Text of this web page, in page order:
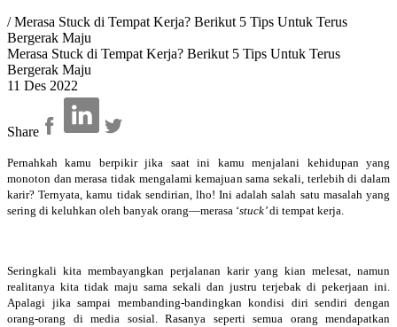
/Merasa Stuck di Tempat Kerja? Berikut 5 Tips Untuk Terus
Bergerak Maju
Merasa Stuck di Tempat Kerja? Berikut 5 Tips Untuk Terus
Bergerak Maju
11 Des 2022
Share
Pernahkah kamu berpikir jika saat ini kamu menjalani kehidupan yang
monoton dan merasa tidak mengalami kemajuan sama sekali, terlebih di dalam
karir? Ternyata, kamu tidak sendirian, lho! Ini adalah salah satu masalah yang
sering di keluhkan oleh banyak orang—merasa ‘stuck’di tempat kerja.
Seringkali kita membayangkan perjalanan karir yang kian melesat, namun
realitanya kita tidak maju sama sekali dan justru terjebak di pekerjaan ini.
Apalagi jika sampai membanding-bandingkan kondisi diri sendiri dengan
orang-orang di media sosial. Rasanya seperti semua orang mendapatkan